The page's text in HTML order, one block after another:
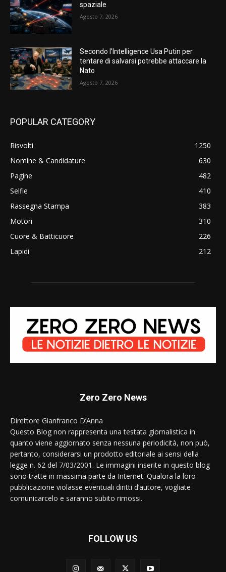
spaziale
Agosto 7, 2026
Secondo l’Intelligence Usa Putin per
tentare di salvarsi potrebbe attaccare la
Nato
Agosto 7, 2026
POPULAR CATEGORY
Risvolti
1250
Nomine & Candidature
630
Pagine
482
Selfie
410
Rassegna Stampa
383
Motori
310
Cuore & Batticuore
226
Lapidi
212
Zero Zero News
Direttore Gianfranco D’Anna
Questo Blog non rappresenta una testata giornalistica in
quanto viene aggiornato senza nessuna periodicità, non può,
pertanto, considerarsi un prodotto editoriale ai sensi della
legge n. 62 del 7/03/2001. Le immagini inserite in questo blog
sono tratte in massima parte da Internet. Qualora la loro
pubblicazione violasse eventuali diritti d’autore, vogliate
comunicarcelo e saranno subito rimossi.
FOLLOW US